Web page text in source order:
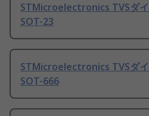
STMicroelectronics TVSダ
SOT-23
STMicroelectronics TVSダ
SOT-666